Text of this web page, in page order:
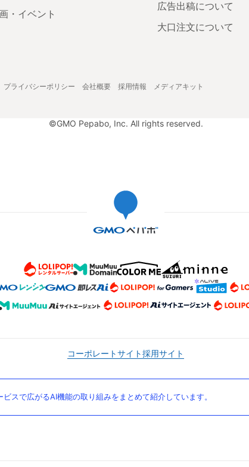
・イベント
広告出稿について
大口注文について
プライバシーポリシー 会社概要 採用情報 メディアキット
©GMO Pepabo, Inc. All rights reserved.
コーポレートサイト採用サイト
スで広がるAI機能の取り組みをまとめて紹介しています。